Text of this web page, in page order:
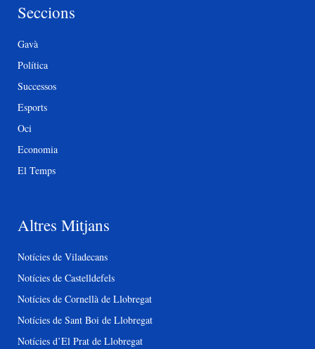
Seccions
Gavà
Política
Successos
Esports
Oci
Economia
El Temps
Altres Mitjans
Notícies de Viladecans
Notícies de Castelldefels
Notícies de Cornellà de Llobregat
Notícies de Sant Boi de Llobregat
Notícies d’El Prat de Llobregat